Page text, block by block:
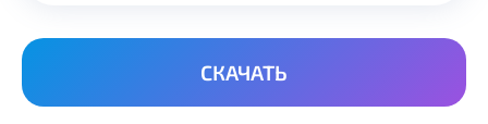
СКАЧАТЬ